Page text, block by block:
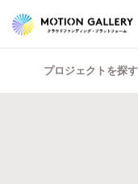
プロジェクトを探す